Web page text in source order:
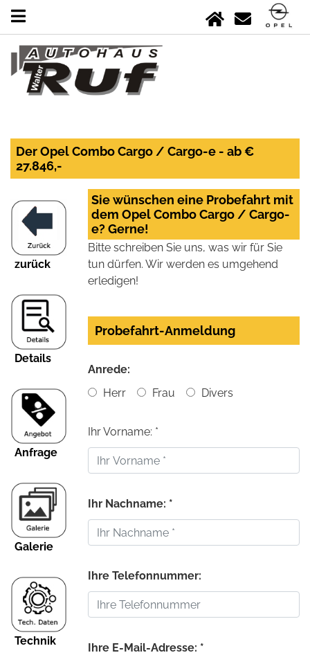
Der Opel Combo Cargo / Cargo-e - ab €
27.846,-
zurück
Details
Anfrage
Galerie
Technik
Sie wünschen eine Probefahrt mit
dem Opel Combo Cargo / Cargo-
e? Gerne!
Bitte schreiben Sie uns, was wir für Sie
tun dürfen. Wir werden es umgehend
erledigen!
Probefahrt-Anmeldung
Anrede:
Herr
Frau Divers
Ihr Vorname: *
Ihr Nachname: *
Ihre Telefonnummer:
Ihre E-Mail-Adresse: *